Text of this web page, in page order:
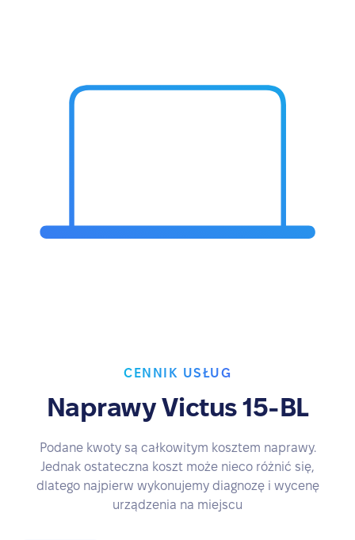
CENNIK USŁUG
Naprawy Victus 15-BL
Podane kwoty są całkowitym kosztem naprawy.
Jednak ostateczna koszt może nieco różnić się,
dlatego najpierw wykonujemy diagnozę i wycenę
urządzenia na miejscu